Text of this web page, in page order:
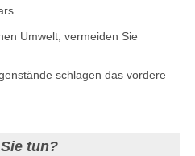
Umwelt, vermeiden Sie
schlagen das vordere
tun?